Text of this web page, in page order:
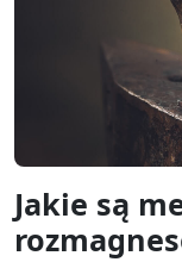
Jakie są